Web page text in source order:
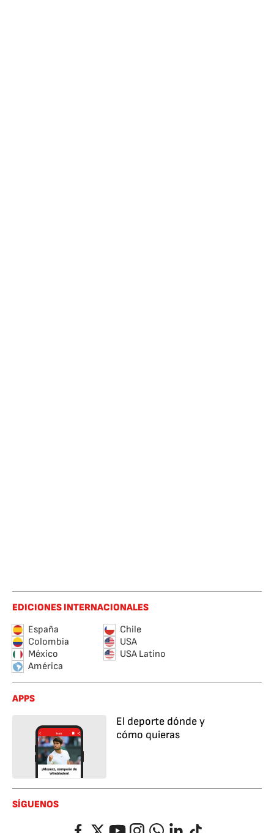
EDICIONES INTERNACIONALES
España
Chile
Colombia
USA
México
USA Latino
América
APPS
El deporte dónde y
cómo quieras
SÍGUENOS
FacebookTwitterYouTubeInstagramWhatsappLinkedIn
TikTok